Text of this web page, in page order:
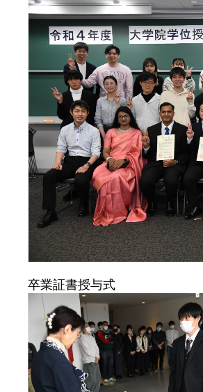
卒業証書授与式